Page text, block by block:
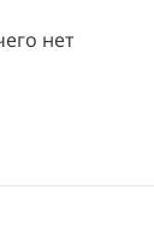
нет